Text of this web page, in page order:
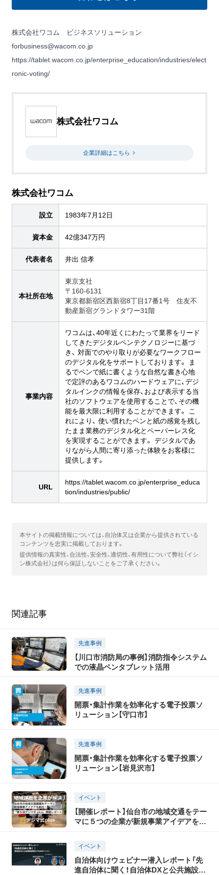
株式会社ワコム ビジネスソリューション
forbusiness@wacom.co.jp
https://tablet.wacom.co.jp/enterprise_education/industries/elect
ronic-voting/
株式会社ワコム
企業詳細はこちら
株式会社ワコム
設立 1983年7月12日
資本金 42億347万円
代表者名 井出 信孝
本社所在地
東京支社
〒160-6131
東京都新宿区西新宿8丁目17番1号 住友不
動産新宿グランドタワー31階
事業内容
ワコムは、40年近くにわたって業界をリード
してきたデジタルペンテクノロジーに基づ
き、 対面でのやり取りが必要なワークフロー
のデジタル化をサポートしております。 ま
るでペンで紙に書くような自然な書き心地
で定評のあるワコムのハードウェアに、デジ
タルインクの情報を保存、および表示する当
社のソフトウェアを使用することで、その機
能を最大限に利用することができます。 こ
れにより、 使い慣れたペンと紙の感覚を残し
たまま業務のデジタル化とペーパーレス化
を実現することができます。 デジタルであ
りながら人間に寄り添った体験をお客様に
提供します。
URL
https://tablet.wacom.co.jp/enterprise_educa
tion/industries/public/
本サイトの掲載情報については、自治体又は企業から提供されている
コンテンツを忠実に掲載しております。
提供情報の真実性、合法性、安全性、適切性、有用性について弊社（イシ
ン株式会社）は何ら保証しないことをご了承ください。
関連記事
先進事例
【川口市消防局の事例】消防指令システム
での液晶ペンタブレット活用
先進事例
開票・集計作業を効率化する電子投票ソ
リューション【守口市】
先進事例
開票・集計作業を効率化する電子投票ソ
リューション【岩見沢市】
イベント
【開催レポート】仙台市の地域交通をテー
マに５つの企業が新規事業アイデアを創
イベント
自治体向けウェビナー潜入レポート「先
進自治体に聞く！自治体DXと公共施設運